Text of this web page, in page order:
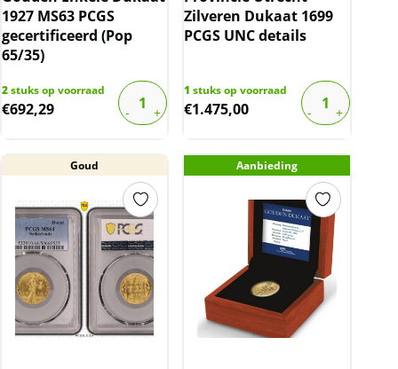
1927 MS63 PCGS
gecertificeerd (Pop
65/35)
2stuks op voorraad
€692,29
Zilveren Dukaat 1699
PCGS UNC details
1 stuks op voorraad
€1.475,00
Goud Aanbieding